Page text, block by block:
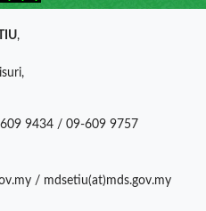
,
9434 / 09-609 9757
/ mdsetiu(at)mds.gov.my